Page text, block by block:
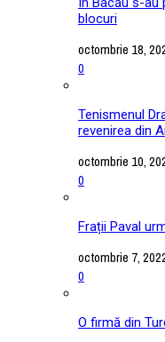
blocuri
octombrie 18,
0
Tenismenul
revenirea din
octombrie 10,
0
Frații Paval
octombrie 7,
0
O firmă din